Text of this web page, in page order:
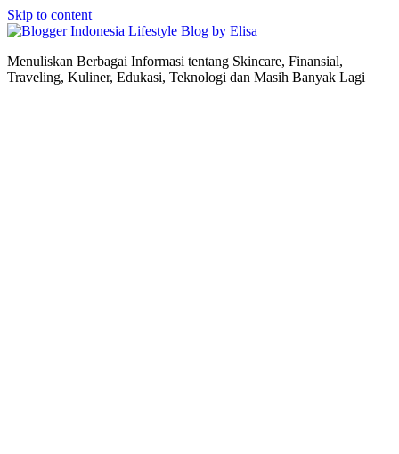
Skip to content
Lifestyle Blog by Elisa
Menuliskan Berbagai Informasi tentang Skincare, Finansial,
Traveling, Kuliner, Edukasi, Teknologi dan Masih Banyak Lagi